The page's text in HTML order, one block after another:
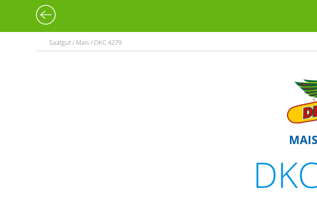
Saatgut / Mais / DKC 4279